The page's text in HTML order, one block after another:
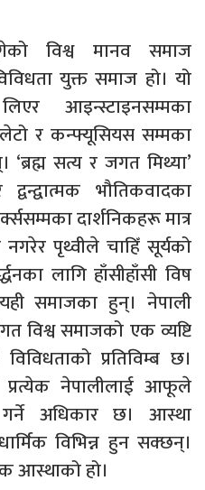
विश्व मानव समाज
युक्त समाज हो। यो
आइन्स्टाइनसम्मका
र कन्फ्यूसियस सम्मका
सत्य र जगत मिथ्या’
भौतिकवादका
दार्शनिकहरू मात्र
पृथ्वीले चाहिँ सूर्यको
लागि हाँसीहाँसी विष
समाजका हुन्। नेपाली
विश्व समाजको एक व्यष्टि
प्रतिविम्ब छ।
प्रत्येक नेपालीलाई आफूले
अधिकार छ। आस्था
विभिन्न हुन सक्छन्।
आस्थाको हो।